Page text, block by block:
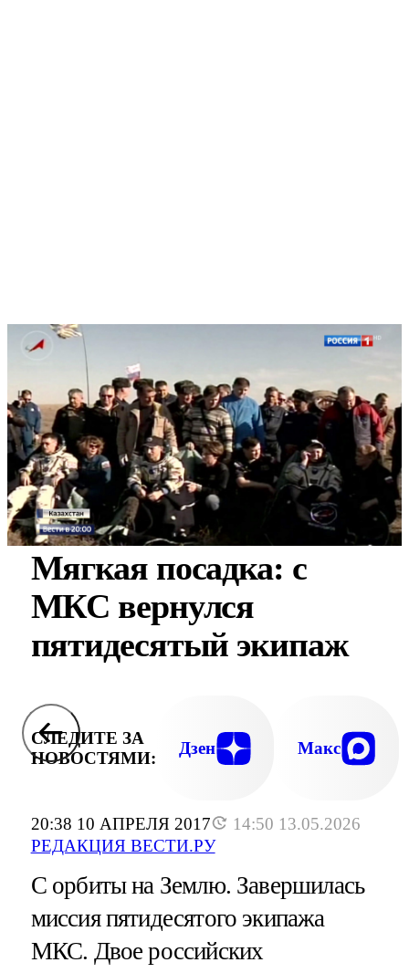
20:38 10 АПРЕЛЯ 2017
14:50 13.05.2026
РЕДАКЦИЯ ВЕСТИ.РУ
Мягкая посадка: с
МКС вернулся
пятидесятый экипаж
СЛЕДИТЕ ЗА
НОВОСТЯМИ:
Дзен Макс
С орбиты на Землю. Завершилась
миссия пятидесятого экипажа
МКС. Двое российских